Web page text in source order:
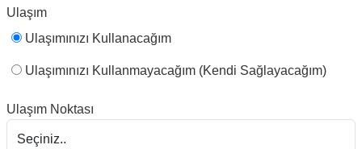
Ulaşım
Ulaşımınızı Kullanacağım
Ulaşımınızı Kullanmayacağım (Kendi Sağlayacağım)
Ulaşım Noktası